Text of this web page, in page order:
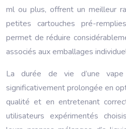
ml ou plus, offrent un meilleur
petites cartouches pré-
permet de réduire
associés aux emballages
La durée de vie d’une
significativement prolongée en
qualité et en entretenant
utilisateurs expérimentés